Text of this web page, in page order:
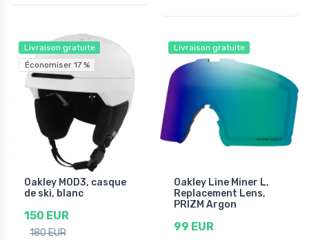
Livraison gratuite
Économiser 17 %
Oakley MOD3, casque
de ski, blanc
150 EUR
180 EUR
Livraison gratuite
Oakley Line Miner L,
Replacement Lens,
PRIZM Argon
99 EUR